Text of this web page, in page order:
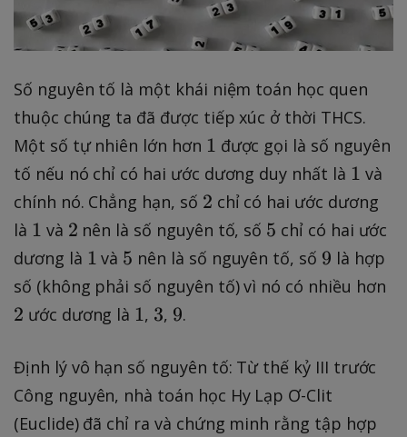
Số nguyên tố là một khái niệm toán học quen
thuộc chúng ta đã được tiếp xúc ở thời THCS.
Một số tự nhiên lớn hơn 1
1 được gọi là số nguyên
tố nếu nó chỉ có hai ước dương duy nhất là 1
1 và
chính nó. Chẳng hạn, số 2
2 chỉ có hai ước dương
là 1
1 và 2
2 nên là số nguyên tố, số 5
5 chỉ có hai ước
dương là 1
1 và 5
5 nên là số nguyên tố, số 9
9 là hợp
số (không phải số nguyên tố) vì nó có nhiều hơn
2 ước dương là 1
1, 3
3, 9
9.
Định lý vô hạn số nguyên tố: Từ thế kỷ III trước
Công nguyên, nhà toán học Hy Lạp Ơ-Clit
(Euclide) đã chỉ ra và chứng minh rằng tập hợp